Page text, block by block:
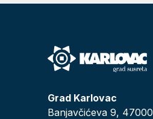
Grad Karlovac
Banjavčićeva 9, 47000